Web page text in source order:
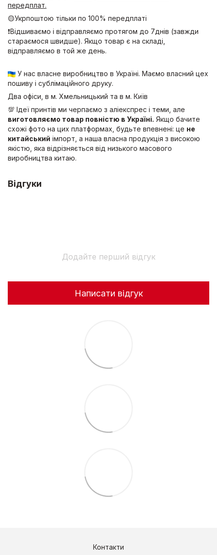
передплат.
🟡Укрпоштою тільки по 100% передплаті
❗Відшиваємо і відправляємо протягом до 7днів (завжди
стараємося швидше). Якщо товар є на складі,
відправляємо в той же день.
У нас власне виробництво в Україні. Маємо власний цех
пошиву і сублімаційного друку.
Два офіси, в м. Хмельницький та в м. Київ
💯 Ідеї принтів ми черпаємо з аліекспрес і теми, але
виготовляємо товар повністю в Україні. Якщо бачите
схожі фото на цих платформах, будьте впевнені: це не
китайський імпорт, а наша власна продукція з високою
якістю, яка відрізняється від низького масового
виробництва китаю.
Відгуки
Додайте перший відгук
Написати відгук
Контакти